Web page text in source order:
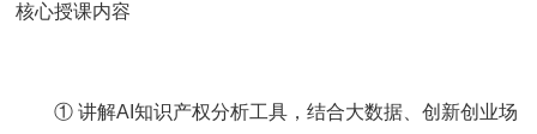
核心授课内容
① 讲解AI知识产权分析工具，结合大数据、创新创业场